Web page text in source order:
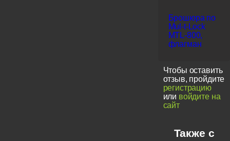
Брошюра по
Mul-t-Lock
MTL-800,
флагман
Чтобы оставить
отзыв, пройдите
регистрацию
или войдите на
сайт
Также с